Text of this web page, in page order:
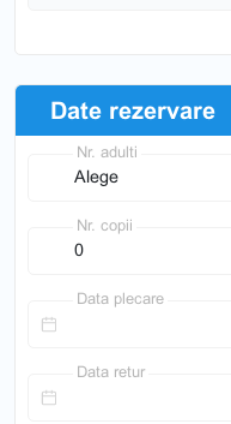
Date rezervare
Nr. adulti
Nr. copii
Data plecare
Data retur